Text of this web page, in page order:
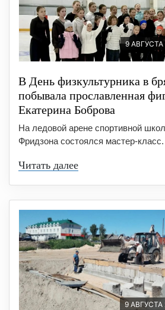
9 АВГУСТА
В День физкультурника в
побывала прославленная
Екатерина Боброва
На ледовой арене спортивной
Фридзона состоялся мастер-
Читать далее
9 АВГУСТА